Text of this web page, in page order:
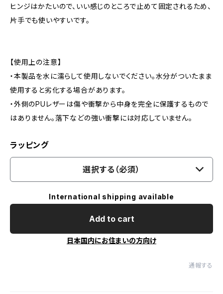
ヒンジはかたいので、いい感じのところで止めて固定されるため、
片手でも使いやすいです。
【使用上の注意】
・本製品を水に濡らして使用しないでください。水分がついたまま
使用すると劣化する場合があります。
・外側のPUレザーは傷や衝撃から中身を完全に保護するもので
はありません。落下などの強い衝撃には対応していません。
ラッピング
選択する（必須）
International shipping available
Add to cart
日本国内にお住まいの方向け
通報する